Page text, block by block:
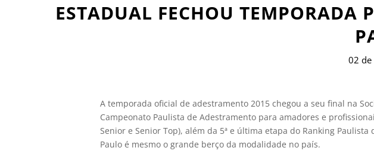
ESTADUAL FECHOU TEMPORADA
02 de
A temporada oficial de adestramento 2015 chegou a seu final na
Campeonato Paulista de Adestramento para amadores e
Senior e Senior Top), além da 5ª e última etapa do Ranking
Paulo é mesmo o grande berço da modalidade no país.